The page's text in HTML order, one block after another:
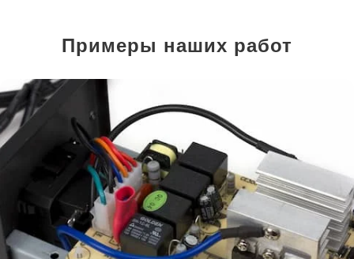
Примеры наших работ